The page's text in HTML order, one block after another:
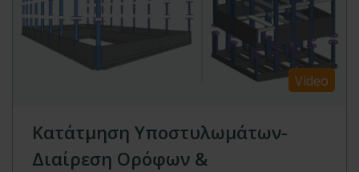
Video
Κατάτμηση Υποστυλωμάτων-
Διαίρεση Ορόφων &